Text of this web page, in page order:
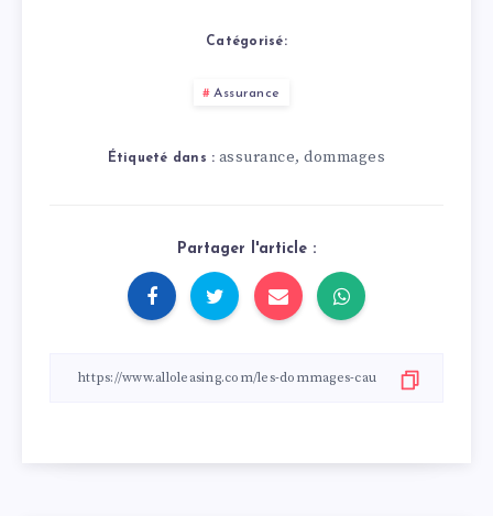
Catégorisé:
Assurance
Étiqueté dans : assurance,dommages
Partager l'article :